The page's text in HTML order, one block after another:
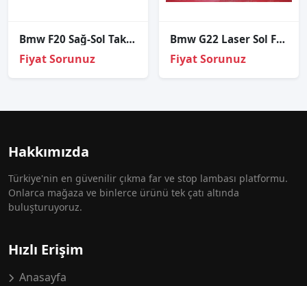
Bmw F20 Sağ-Sol Takım Far Camı 2011-2014
Fiyat Sorunuz
Bmw G22 Laser Sol Far Kasasi
Fiyat Sorunuz
Hakkımızda
Türkiye'nin en güvenilir çıkma far ve stop lambası platformu.
Onlarca mağaza ve binlerce ürünü tek çatı altında
buluşturuyoruz.
Hızlı Erişim
Anasayfa